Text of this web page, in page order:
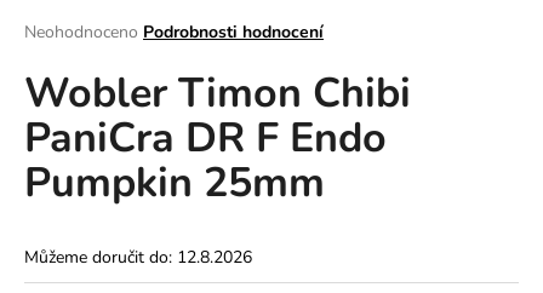
Průměrné
produktu
je
0,0
z
5
hvězdiček.
Neohodnoceno Podrobnosti hodnocení
Wobler Timon Chibi
PaniCra DR F Endo
Pumpkin 25mm
Můžeme doručit do: 12.8.2026
a
í
t
?
HLEDAT